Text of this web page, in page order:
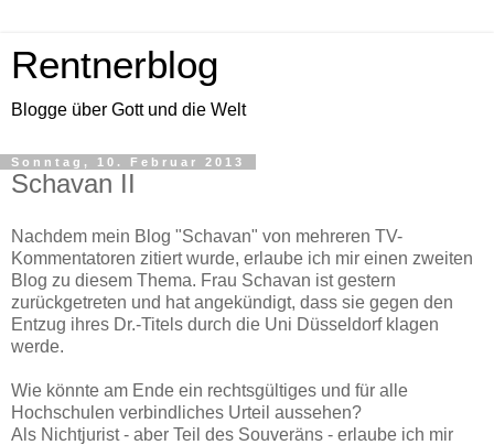
Rentnerblog
Blogge über Gott und die Welt
Sonntag, 10. Februar 2013
Schavan II
Nachdem mein Blog "Schavan" von mehreren TV-
Kommentatoren zitiert wurde, erlaube ich mir einen zweiten
Blog zu diesem Thema. Frau Schavan ist gestern
zurückgetreten und hat angekündigt, dass sie gegen den
Entzug ihres Dr.-Titels durch die Uni Düsseldorf klagen
werde.
Wie könnte am Ende ein rechtsgültiges und für alle
Hochschulen verbindliches Urteil aussehen?
Als Nichtjurist - aber Teil des Souveräns - erlaube ich mir